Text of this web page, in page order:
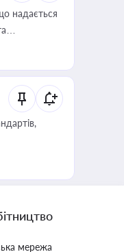
надається
мережа